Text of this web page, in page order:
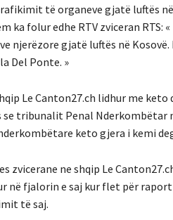
të organeve gjatë luftës
ka folur edhe RTV zviceran
njerëzore gjatë luftës në
Del Ponte. »
Le Canton27.ch lidhur me
tribunalit Penal Nderkombëtar
keto gjera i kemi
zvicerane ne shqip Le
në fjalorin e saj kur flet për
të saj.